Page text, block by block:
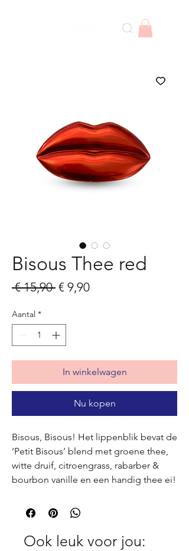
Bisous Thee red
€ 15,90 Normale
€ 9,90Verkoopprijs
Aantal *
In winkelwagen
Nu kopen
Bisous, Bisous! Het lippenblik bevat de
‘Petit Bisous’ blend met groene thee,
witte druif, citroengrass, rabarber &
bourbon vanille en een handig thee ei!
Ook leuk voor jou: